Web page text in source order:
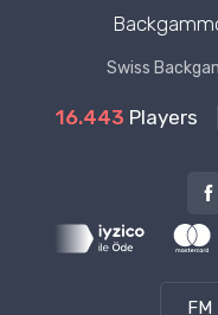
Swiss
16.443 Players